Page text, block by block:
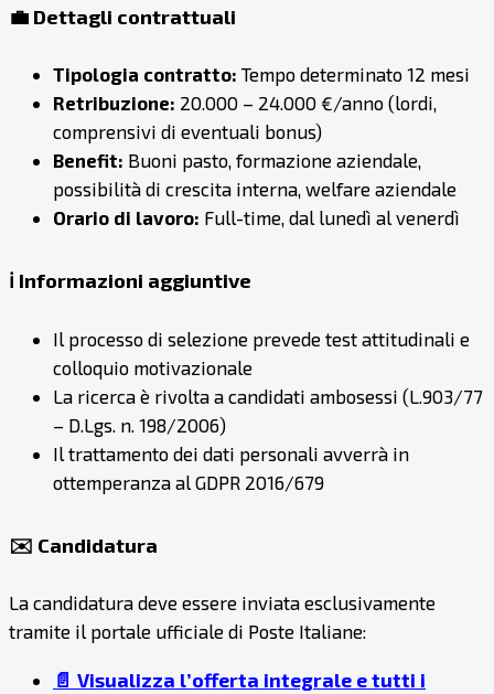
💼 Dettagli contrattuali
Tipologia contratto: Tempo determinato 12 mesi
Retribuzione: 20.000 – 24.000 €/anno (lordi,
comprensivi di eventuali bonus)
Benefit: Buoni pasto, formazione aziendale,
possibilità di crescita interna, welfare aziendale
Orario di lavoro: Full-time, dal lunedì al venerdì
ℹ️ Informazioni aggiuntive
Il processo di selezione prevede test attitudinali e
colloquio motivazionale
La ricerca è rivolta a candidati ambosessi (L.903/77
– D.Lgs. n. 198/2006)
Il trattamento dei dati personali avverrà in
ottemperanza al GDPR 2016/679
✉️ Candidatura
La candidatura deve essere inviata esclusivamente
tramite il portale ufficiale di Poste Italiane:
📄 Visualizza l’offerta integrale e tutti i